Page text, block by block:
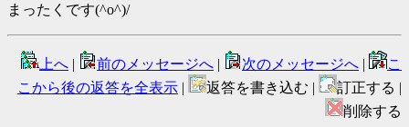
まったくです(^o^)/
上へ | 前のメッセージへ | 次のメッセージへ |
こ
こから後の返答を全表示 | 返答を書き込む |
訂正する |
削除する